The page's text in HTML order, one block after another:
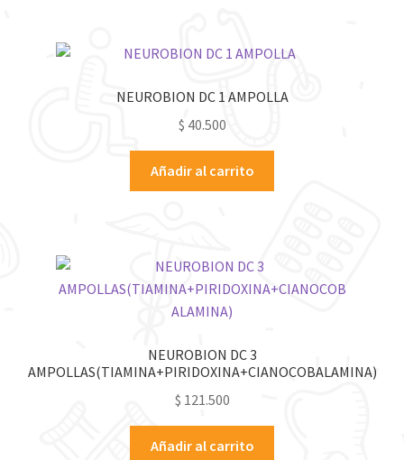
NEUROBION DC 1 AMPOLLA
$ 40.500
Añadir al carrito
NEUROBION DC 3
AMPOLLAS(TIAMINA+PIRIDOXINA+CIANOCOBALAMINA)
$ 121.500
Añadir al carrito